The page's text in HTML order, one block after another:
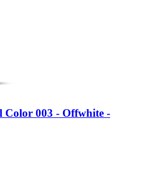
003 - Offwhite -